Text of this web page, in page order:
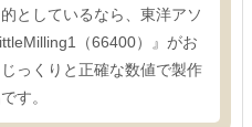
としているなら、東洋アソ
（66400）』がお
っくりと正確な数値で製作
す。